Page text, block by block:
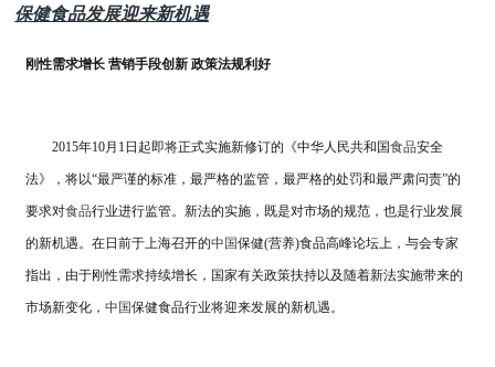
保健食品发展迎来新机遇
刚性需求增长 营销手段创新 政策法规利好
2015年10月1日起即将正式实施新修订的《中华人民共和国食品安全
法》，将以“最严谨的标准，最严格的监管，最严格的处罚和最严肃问责”的
要求对食品行业进行监管。新法的实施，既是对市场的规范，也是行业发展
的新机遇。在日前于上海召开的中国保健(营养)食品高峰论坛上，与会专家
指出，由于刚性需求持续增长，国家有关政策扶持以及随着新法实施带来的
市场新变化，中国保健食品行业将迎来发展的新机遇。